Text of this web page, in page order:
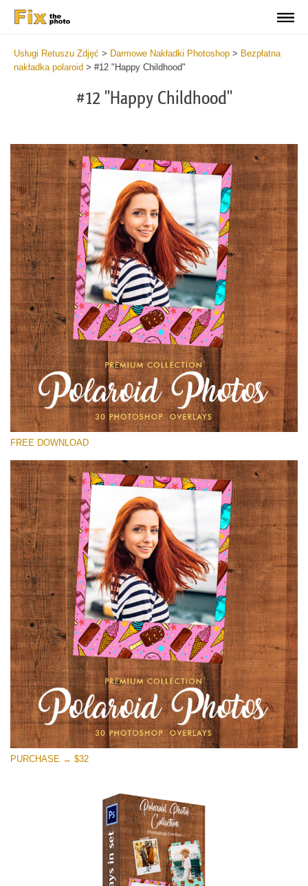
Usługi Retuszu Zdjęć > Darmowe Nakładki Photoshop > Bezpłatna
nakładka polaroid > #12 "Happy Childhood"
#12 "Happy Childhood"
Proszę wybrać
Free Polaroid Overlay #12
Small 800*1027px
Polaroid Photos
(30 Overlays)
Fairy Tale (344 Overlays)
Large 6000*4000px
Entire Collection
(1783 Overlays)
Large 6000*4000px
Darmowe Pobieranie
FREE DOWNLOAD
PURCHASE → $32